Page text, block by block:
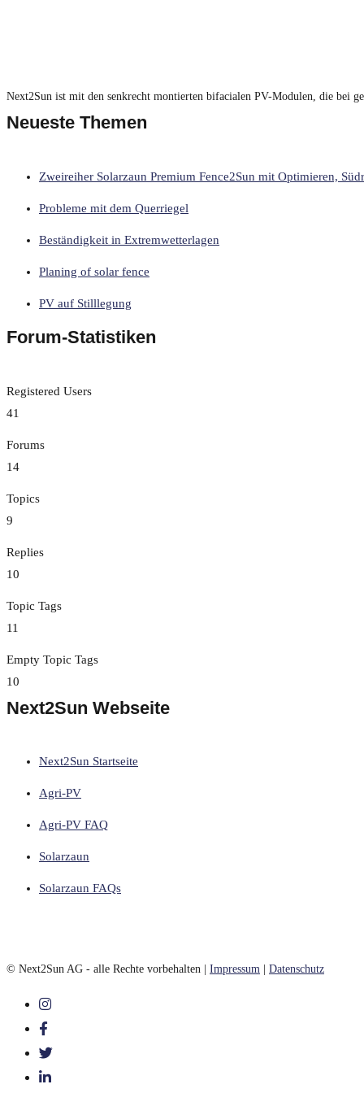
Next2Sun ist mit den senkrecht montierten bifacialen PV-Modulen, die bei
Neueste Themen
Zweireiher Solarzaun Premium Fence2Sun mit Optimieren,
Probleme mit dem Querriegel
Beständigkeit in Extremwetterlagen
Planing of solar fence
PV auf Stilllegung
Forum-Statistiken
Registered Users
41
Forums
14
Topics
9
Replies
10
Topic Tags
11
Empty Topic Tags
10
Next2Sun Webseite
Next2Sun Startseite
Agri-PV
Agri-PV FAQ
Solarzaun
Solarzaun FAQs
© Next2Sun AG - alle Rechte vorbehalten | Impressum Datenschutz